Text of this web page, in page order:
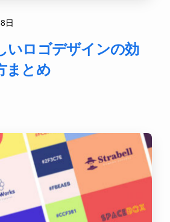
日
いロゴデザインの効
まとめ